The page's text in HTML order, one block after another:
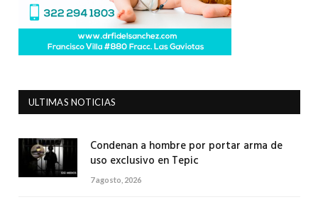
ULTIMAS NOTICIAS
Condenan a hombre por portar arma de
uso exclusivo en Tepic
7 agosto, 2026